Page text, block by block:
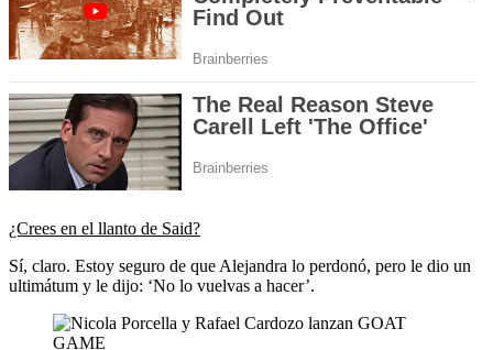
¿Crees en el llanto de Said?
Sí, claro. Estoy seguro de que Alejandra lo perdonó, pero le dio un
ultimátum y le dijo: ‘No lo vuelvas a hacer’.